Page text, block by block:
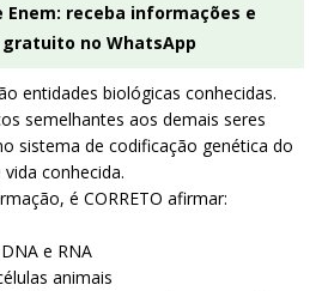
Enem: receba informações e
no WhatsApp
entidades biológicas conhecidas.
semelhantes aos demais seres
sistema de codificação genética do
conhecida.
é CORRETO afirmar:
e RNA
animais